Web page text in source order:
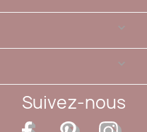
Suivez-nous
Facebook Pinterest